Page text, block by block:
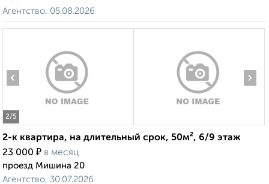
Агентство, 05.08.2026
2/5
‹ ›
2-к квартира, на длительный срок, 50м², 6/9 этаж
23 000 ₽ в месяц
проезд Мишина 20
Агентство, 30.07.2026